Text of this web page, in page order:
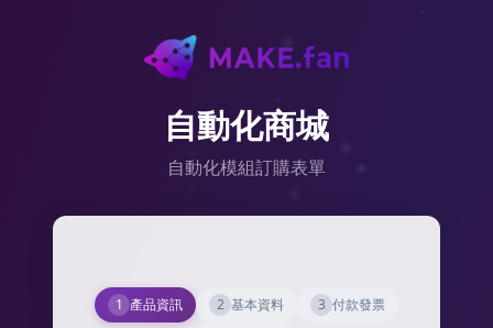
自動化商城
自動化模組訂購表單
1 產品資訊 2 基本資料 3 付款發票